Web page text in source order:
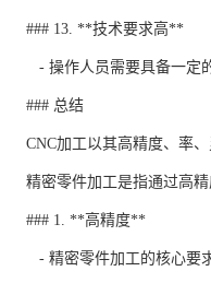
### 13. **技术要求高**
- 操作人员需要具备一定
### 总结
CNC加工以其高精度、率
精密零件加工是指通过高
### 1. **高精度**
- 精密零件加工的核心要